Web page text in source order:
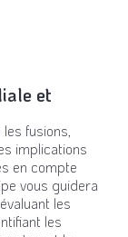
et
fusions,
implications
en compte
vous guidera
les
les